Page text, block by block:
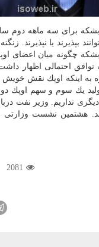
یا نپذیرند. زنگنه
بشكه چگونه میان اعضای
توافق احتمالی اظهار
اشاره به اینكه اوپك نقش
یك سوم و سهم اوپك
نداریم. وزیر نفت
هشتمین نشست
2081